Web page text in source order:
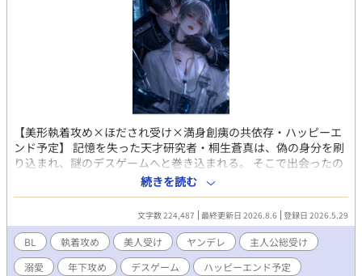
【美形執着攻め×ほだされ受け×満身創痍の共依存・ハッピーエ
ンド予定】 記憶を失った天才研究者・桐生蒼真は、偽の身分を刷
り込まれ、謎のデスゲームへと巻き込まれる。 そこで出会ったの
は、美しい容貌を持つ冷酷な男・神崎蓮。 誰にも心を許さない彼
は、なぜか蒼真にだけ異常な執着を見せ、執拗なほど守ろうとす
る。 だがゲーム終了後、蒼真は思い出す。 人類を裏側から支配す
る存在。 二つの楽園の深淵と真実。 そして神崎と蒼真の二人
に、“失われた過去”が存在していたことを。 近未来ダークBL ×
執着攻め × 共依存 × 美人受け 【ネタばれ注意・18禁シーンにつ
いて】 ストーリーの都合上メインカップルはなかなかエロに たど
続きを読む
文字数 224,487 最終更新日 2026.8.6 登録日 2026.5.29
BL 執着攻め 美人受け ヤンデレ
主人公総受け
溺愛
年下攻め デスゲーム ハッピーエンド予定